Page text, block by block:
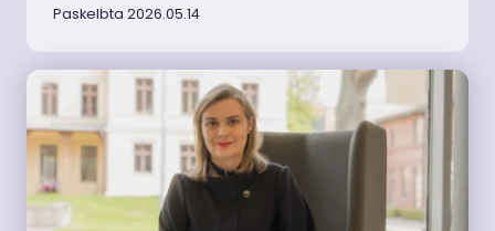
Paskelbta 2026.05.14